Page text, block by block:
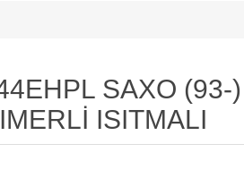
SAXO (93-)
ISITMALI